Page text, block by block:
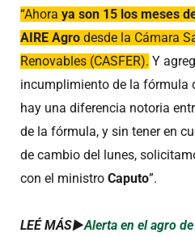
“Ahora ya son 15 los meses
AIRE Agro desde la Cámara
Renovables (CASFER). Y
incumplimiento de la fórmula
hay una diferencia notoria
de la fórmula, y sin tener en
de cambio del lunes,
con el ministro Caputo”.
LEÉ MÁS►Alerta en el agro